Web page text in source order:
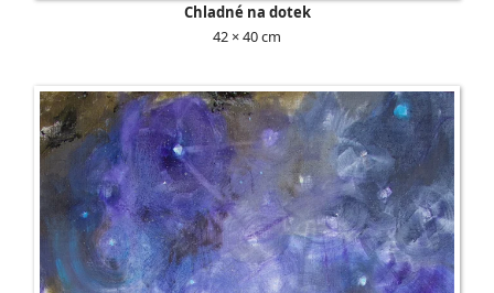
Chladné na dotek
42 × 40 cm